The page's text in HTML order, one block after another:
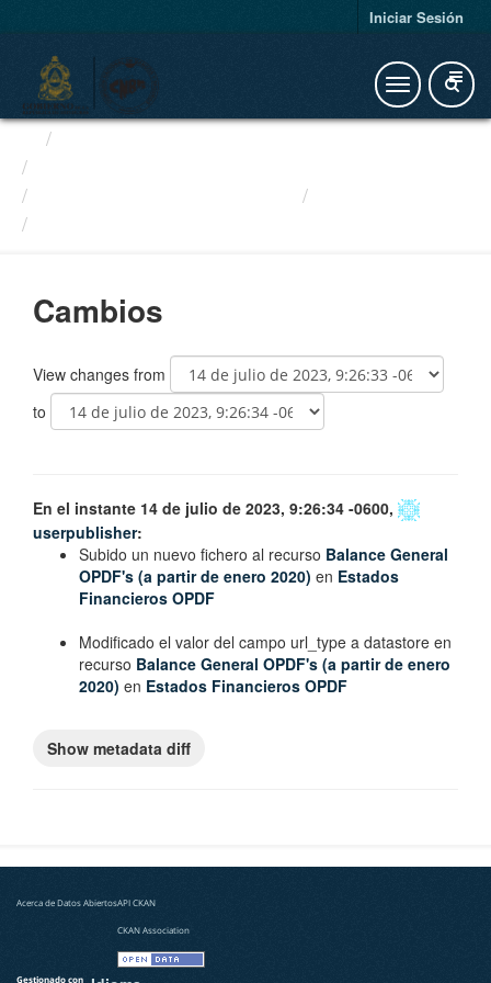
Iniciar Sesión
Cambios
View changes from
to
En el instante 14 de julio de 2023, 9:26:34 -0600,
userpublisher:
Subido un nuevo fichero al recurso Balance General
OPDF's (a partir de enero 2020) en Estados
Financieros OPDF
Modificado el valor del campo url_type a datastore en
recurso Balance General OPDF's (a partir de enero
2020) en Estados Financieros OPDF
Acerca de Datos AbiertosAPI CKAN
CKAN Association
Gestionado con